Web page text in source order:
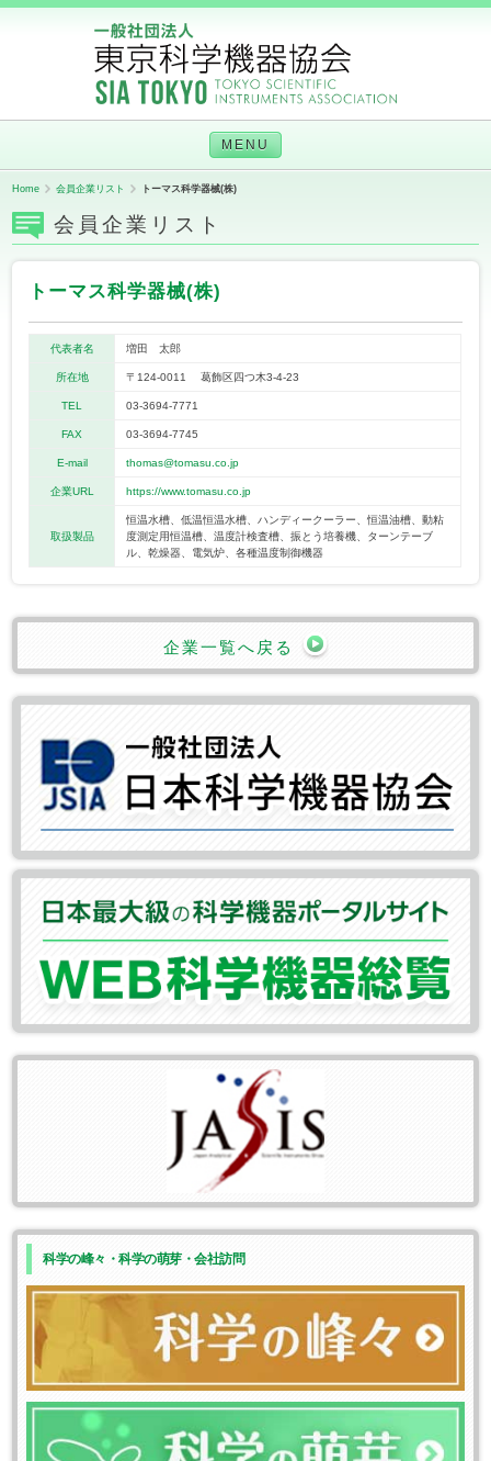
MENU
Home 会員企業リスト トーマス科学器械(株)
会員企業リスト
トーマス科学器械(株)
代表者名 増田 太郎
所在地 〒124-0011 葛飾区四つ木3-4-23
TEL 03-3694-7771
FAX 03-3694-7745
E-mail thomas@tomasu.co.jp
企業URL https://www.tomasu.co.jp
取扱製品
恒温水槽、低温恒温水槽、ハンディークーラー、恒温油槽、動粘
度測定用恒温槽、温度計検査槽、振とう培養機、ターンテーブ
ル、乾燥器、電気炉、各種温度制御機器
企業一覧へ戻る
科学の峰々・科学の萌芽・会社訪問